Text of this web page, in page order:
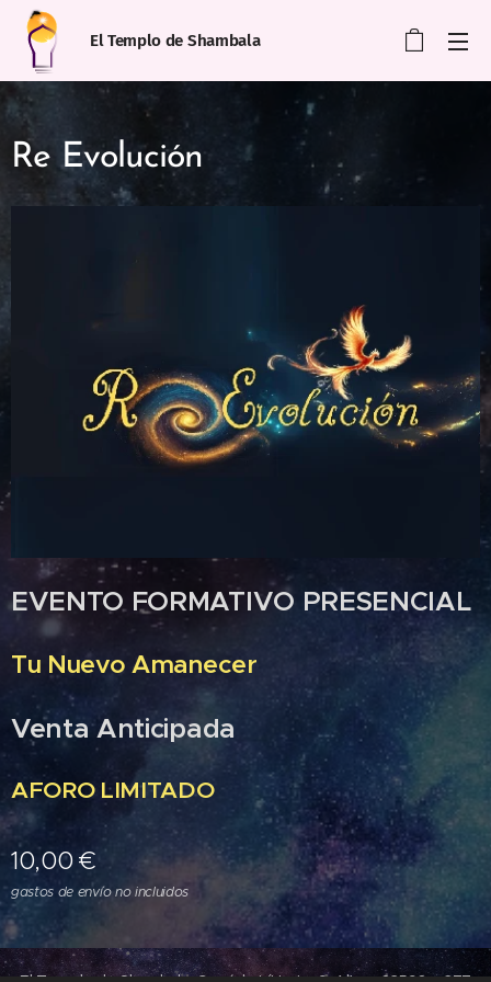
El Templo de Shambala
Re Evolución
EVENTO FORMATIVO PRESENCIAL
Tu Nuevo Amanecer
Venta Anticipada
AFORO LIMITADO
10,00 €
gastos de envío no incluidos